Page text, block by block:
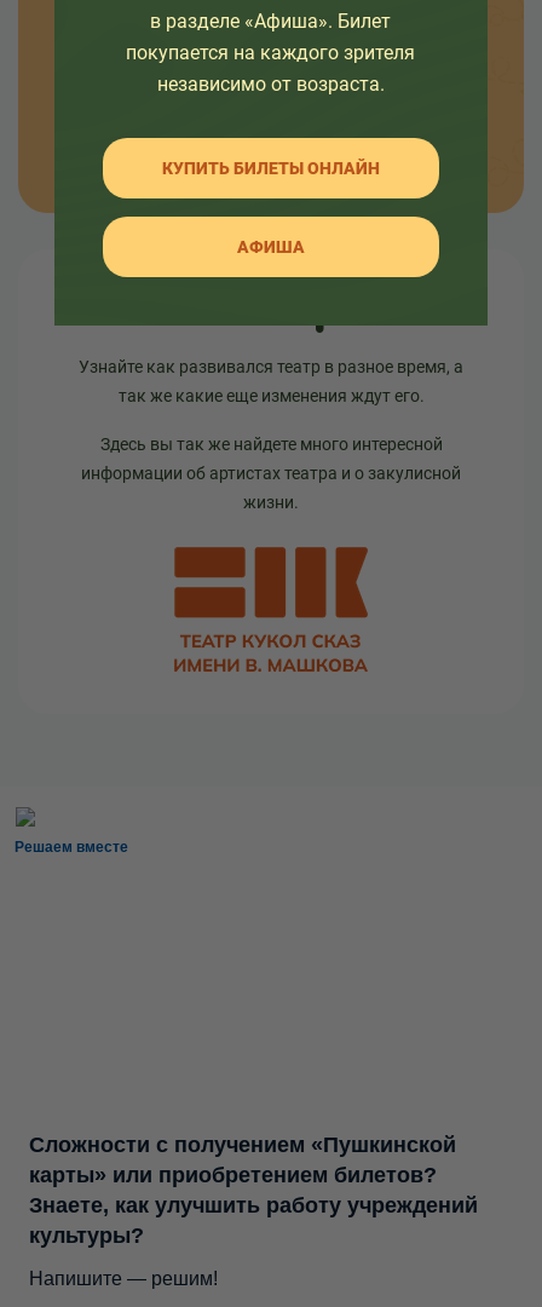
о премьерах спектаклей, наших проектах и
интересных событиях в жизни театра.
Узнайте как развивался театр в разное время, а
так же какие еще изменения ждут его.
Здесь вы так же найдете много интересной
информации об артистах театра и о закулисной
жизни.
Решаем вместе
Сложности с получением «Пушкинской
карты» или приобретением билетов?
Знаете, как улучшить работу учреждений
культуры?
Напишите — решим!
в разделе «Афиша». Билет
покупается на каждого зрителя
независимо от возраста.
КУПИТЬ БИЛЕТЫ ОНЛАЙН
АФИША